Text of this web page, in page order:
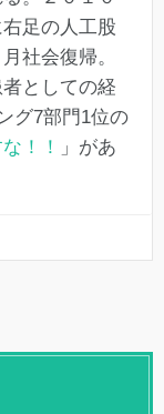
足の人工股
社会復帰。
としての経
グ7部門1位の
！！
」があ